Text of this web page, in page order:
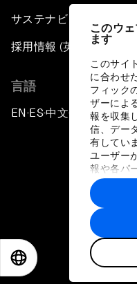
このウ
ます
このサイ
に合わせ
フィック
ザーによ
報を収集
信、デー
有してい
ユーザー
報や各パ
に収集さ
トナーに
す。
サステナビリティへの取
採用情報 (英語のみ)
言語
EN ▪ES▪中文▪ 日本語
プライバシ
©